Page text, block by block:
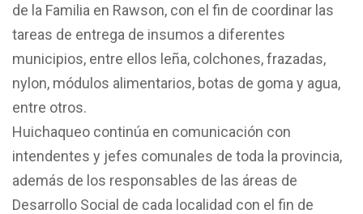
de la Familia en Rawson, con el fin de coordinar las
tareas de entrega de insumos a diferentes
municipios, entre ellos leña, colchones, frazadas,
nylon, módulos alimentarios, botas de goma y agua,
entre otros.
Huichaqueo continúa en comunicación con
intendentes y jefes comunales de toda la provincia,
además de los responsables de las áreas de
Desarrollo Social de cada localidad con el fin de